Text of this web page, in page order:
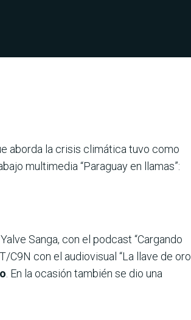
aborda la crisis climática tuvo como
multimedia “Paraguay en llamas”:
Sanga, con el podcast “Cargando
C9N con el audiovisual “La llave de oro
. En la ocasión también se dio una